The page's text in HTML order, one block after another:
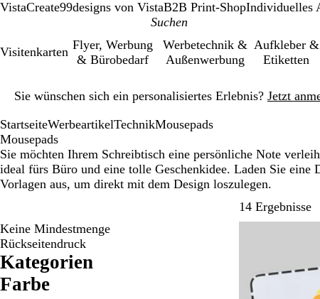
VistaCreate99designs von VistaB2B Print-ShopIndividuelles
Visitenkarten
Flyer, Werbung
& Bürobedarf
Werbetechnik &
Außenwerbung
Aufkleber &
Etiketten
Sie wünschen sich ein personalisiertes Erlebnis? Jetzt
1
StartseiteWerbeartikelTechnikMousepads
Mousepads
Sie möchten Ihrem Schreibtisch eine persönliche Note
ideal fürs Büro und eine tolle Geschenkidee. Laden Sie eine
Vorlagen aus, um direkt mit dem Design loszulegen.
14 Ergebnisse
Keine Mindestmenge
Rückseitendruck
Kategorien
Farbe